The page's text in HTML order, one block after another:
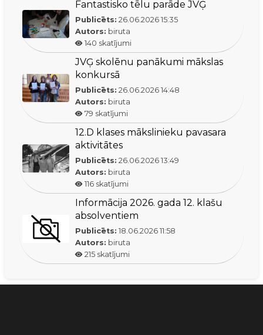
Fantastisko tēlu parāde JVĢ
Publicēts: 26.06.2026 15:35
Autors: biruta
140 skatījumi
JVĢ skolēnu panākumi mākslas
konkursā
Publicēts: 26.06.2026 14:48
Autors: biruta
79 skatījumi
12.D klases mākslinieku pavasara
aktivitātes
Publicēts: 26.06.2026 13:49
Autors: biruta
116 skatījumi
Informācija 2026. gada 12. klašu
absolventiem
Publicēts: 18.06.2026 11:58
Autors: biruta
215 skatījumi